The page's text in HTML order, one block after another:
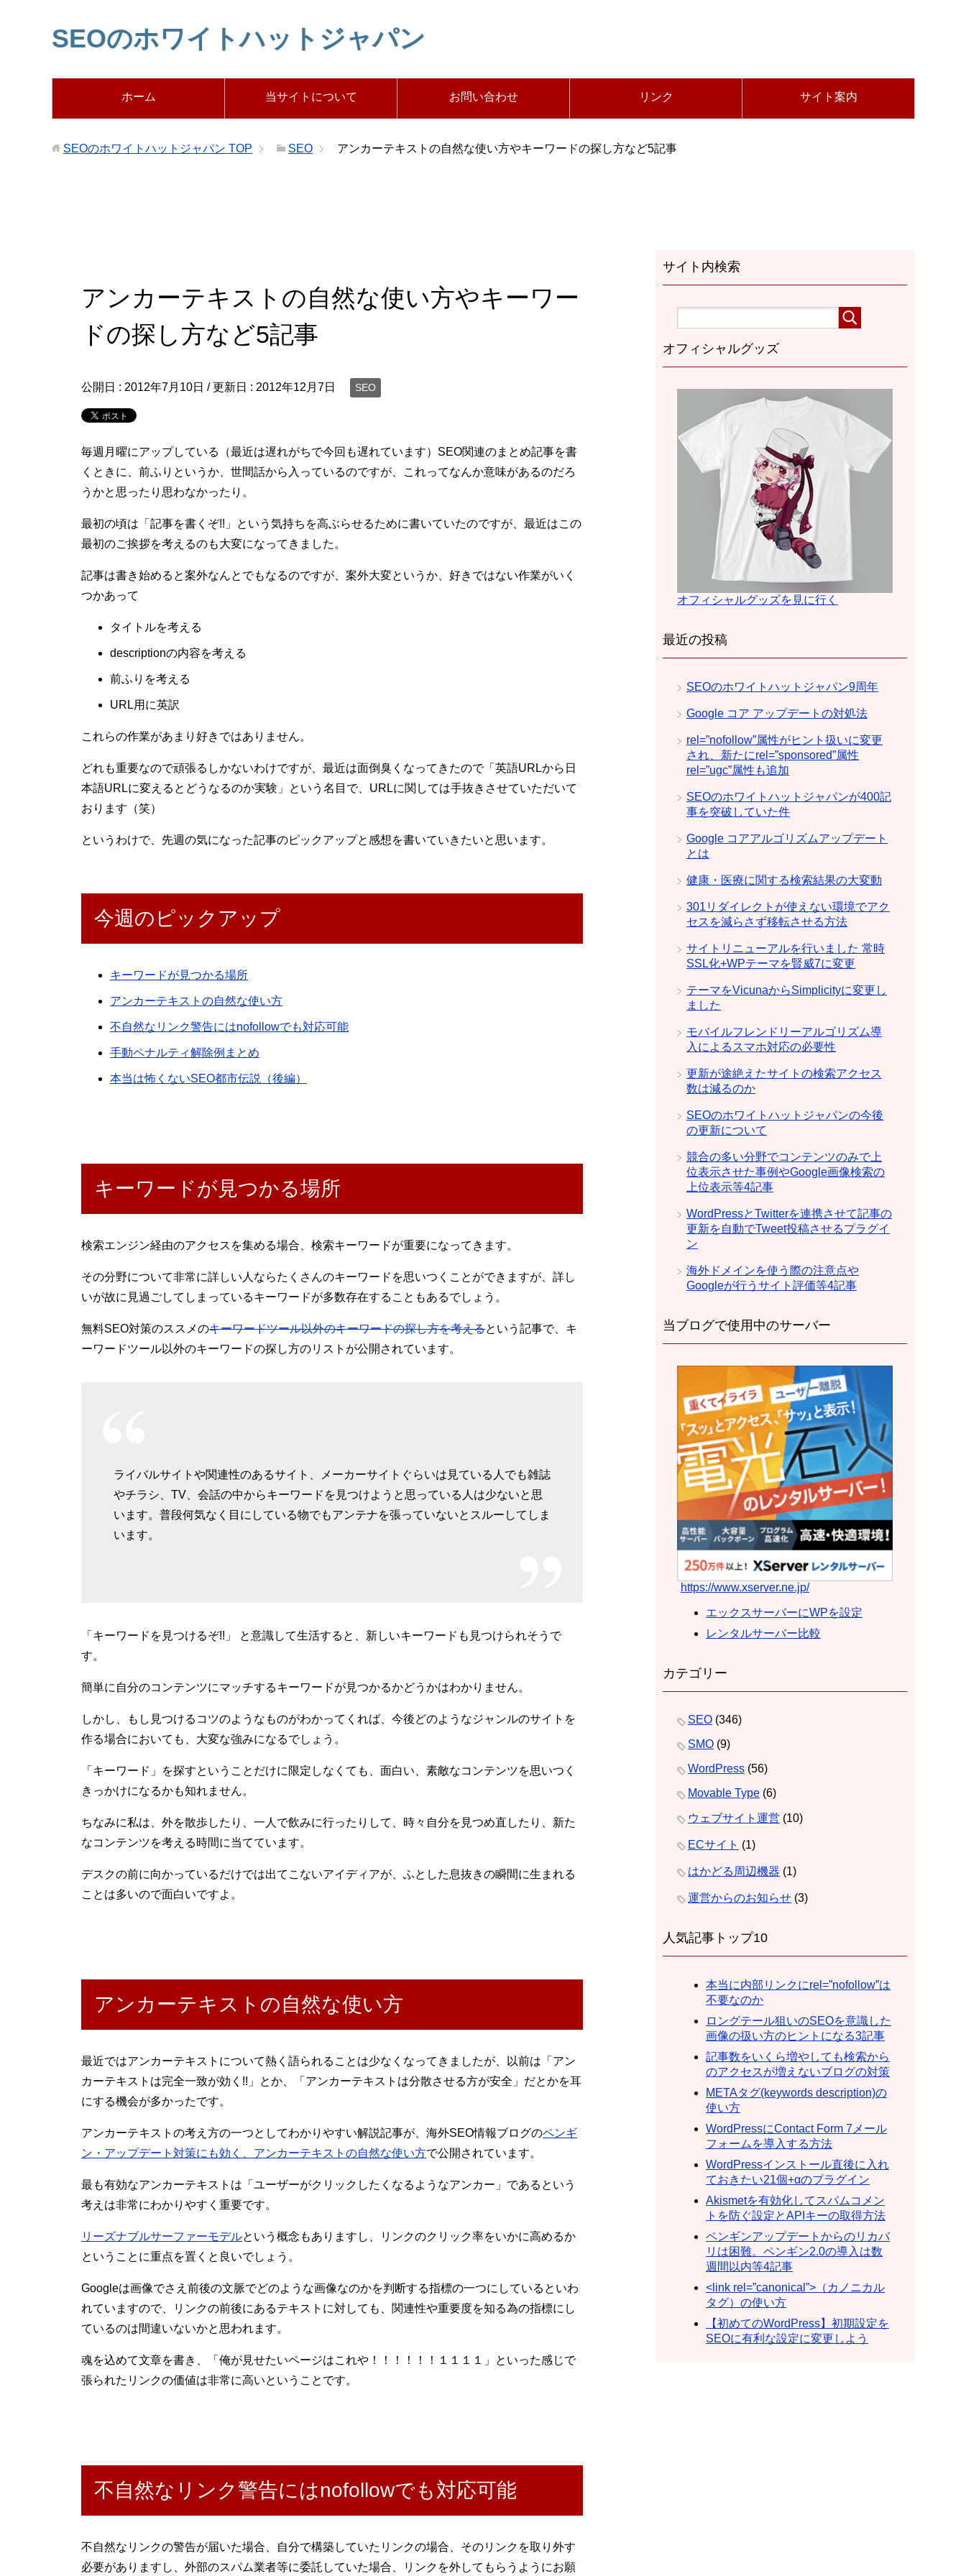
SEOのホワイトハットジャパン
ホーム 当サイトについて お問い合わせ リンク サイト案内
SEOのホワイトハットジャパン TOP SEO アンカーテキストの自然な使い方やキーワードの探し方など5記事
アンカーテキストの自然な使い方やキーワー
ドの探し方など5記事
公開日 : 2012年7月10日 / 更新日 : 2012年12月7日 SEO
毎週月曜にアップしている（最近は遅れがちで今回も遅れています）SEO関連のまとめ記事を書
くときに、前ふりというか、世間話から入っているのですが、これってなんか意味があるのだろ
うかと思ったり思わなかったり。
最初の頃は「記事を書くぞ!!」という気持ちを高ぶらせるために書いていたのですが、最近はこの
最初のご挨拶を考えるのも大変になってきました。
記事は書き始めると案外なんとでもなるのですが、案外大変というか、好きではない作業がいく
つかあって
タイトルを考える
descriptionの内容を考える
前ふりを考える
URL用に英訳
これらの作業があまり好きではありません。
どれも重要なので頑張るしかないわけですが、最近は面倒臭くなってきたので「英語URLから日
本語URLに変えるとどうなるのか実験」という名目で、URLに関しては手抜きさせていただいて
おります（笑）
というわけで、先週の気になった記事のピックアップと感想を書いていきたいと思います。
今週のピックアップ
キーワードが見つかる場所
アンカーテキストの自然な使い方
不自然なリンク警告にはnofollowでも対応可能
手動ペナルティ解除例まとめ
本当は怖くないSEO都市伝説（後編）
キーワードが見つかる場所
検索エンジン経由のアクセスを集める場合、検索キーワードが重要になってきます。
その分野について非常に詳しい人ならたくさんのキーワードを思いつくことができますが、詳し
いが故に見過ごしてしまっているキーワードが多数存在することもあるでしょう。
無料SEO対策のススメのキーワードツール以外のキーワードの探し方を考えるという記事で、キ
ーワードツール以外のキーワードの探し方のリストが公開されています。
ライバルサイトや関連性のあるサイト、メーカーサイトぐらいは見ている人でも雑誌
やチラシ、TV、会話の中からキーワードを見つけようと思っている人は少ないと思
います。普段何気なく目にしている物でもアンテナを張っていないとスルーしてしま
います。
「キーワードを見つけるぞ!!」 と意識して生活すると、新しいキーワードも見つけられそうで
す。
簡単に自分のコンテンツにマッチするキーワードが見つかるかどうかはわかりません。
しかし、もし見つけるコツのようなものがわかってくれば、今後どのようなジャンルのサイトを
作る場合においても、大変な強みになるでしょう。
「キーワード」を探すということだけに限定しなくても、面白い、素敵なコンテンツを思いつく
きっかけになるかも知れません。
ちなみに私は、外を散歩したり、一人で飲みに行ったりして、時々自分を見つめ直したり、新た
なコンテンツを考える時間に当てています。
デスクの前に向かっているだけでは出てこないアイディアが、ふとした息抜きの瞬間に生まれる
ことは多いので面白いですよ。
アンカーテキストの自然な使い方
最近ではアンカーテキストについて熱く語られることは少なくなってきましたが、以前は「アン
カーテキストは完全一致が効く!!」とか、「アンカーテキストは分散させる方が安全」だとかを耳
にする機会が多かったです。
アンカーテキストの考え方の一つとしてわかりやすい解説記事が、海外SEO情報ブログのペンギ
ン・アップデート対策にも効く、アンカーテキストの自然な使い方で公開されています。
最も有効なアンカーテキストは「ユーザーがクリックしたくなるようなアンカー」であるという
考えは非常にわかりやすく重要です。
リーズナブルサーファーモデルという概念もありますし、リンクのクリック率をいかに高めるか
ということに重点を置くと良いでしょう。
Googleは画像でさえ前後の文脈でどのような画像なのかを判断する指標の一つにしているといわ
れていますので、リンクの前後にあるテキストに対しても、関連性や重要度を知る為の指標にし
ているのは間違いないかと思われます。
魂を込めて文章を書き、「俺が見せたいページはこれや！！！！！！１１１１」といった感じで
張られたリンクの価値は非常に高いということです。
不自然なリンク警告にはnofollowでも対応可能
不自然なリンクの警告が届いた場合、自分で構築していたリンクの場合、そのリンクを取り外す
必要がありますし、外部のスパム業者等に委託していた場合、リンクを外してもらうようにお願
サイト内検索
オフィシャルグッズ
オフィシャルグッズを見に行く
最近の投稿
SEOのホワイトハットジャパン9周年
Google コア アップデートの対処法
rel=”nofollow”属性がヒント扱いに変更
され、新たにrel=”sponsored”属性
rel=”ugc”属性も追加
SEOのホワイトハットジャパンが400記
事を突破していた件
Google コアアルゴリズムアップデート
とは
健康・医療に関する検索結果の大変動
301リダイレクトが使えない環境でアク
セスを減らさず移転させる方法
サイトリニューアルを行いました 常時
SSL化+WPテーマを賢威7に変更
テーマをVicunaからSimplicityに変更し
ました
モバイルフレンドリーアルゴリズム導
入によるスマホ対応の必要性
更新が途絶えたサイトの検索アクセス
数は減るのか
SEOのホワイトハットジャパンの今後
の更新について
競合の多い分野でコンテンツのみで上
位表示させた事例やGoogle画像検索の
上位表示等4記事
WordPressとTwitterを連携させて記事の
更新を自動でTweet投稿させるプラグイ
ン
海外ドメインを使う際の注意点や
Googleが行うサイト評価等4記事
当ブログで使用中のサーバー
https://www.xserver.ne.jp/
エックスサーバーにWPを設定
レンタルサーバー比較
カテゴリー
SEO (346)
SMO (9)
WordPress (56)
Movable Type (6)
ウェブサイト運営 (10)
ECサイト (1)
はかどる周辺機器 (1)
運営からのお知らせ (3)
人気記事トップ10
本当に内部リンクにrel=”nofollow”は
不要なのか
ロングテール狙いのSEOを意識した
画像の扱い方のヒントになる3記事
記事数をいくら増やしても検索から
のアクセスが増えないブログの対策
METAタグ(keywords description)の
使い方
WordPressにContact Form 7メール
フォームを導入する方法
WordPressインストール直後に入れ
ておきたい21個+αのプラグイン
Akismetを有効化してスパムコメン
トを防ぐ設定とAPIキーの取得方法
ペンギンアップデートからのリカバ
リは困難。ペンギン2.0の導入は数
週間以内等4記事
<link rel=”canonical”>（カノニカル
タグ）の使い方
【初めてのWordPress】初期設定を
SEOに有利な設定に変更しよう